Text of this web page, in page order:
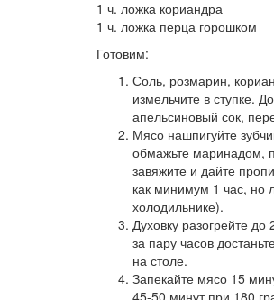
1 ч. ложка кориандра
1 ч. ложка перца горошком
Готовим:
Соль, розмарин,
измельчите в ступке.
апельсиновый сок,
Мясо нашпигуйте
обмажьте маринадом,
завяжите и дайте
как минимум 1 час, но
холодильнике).
Духовку разогрейте
за пару часов
на столе.
Запекайте мясо 15
45-50 минут при 180